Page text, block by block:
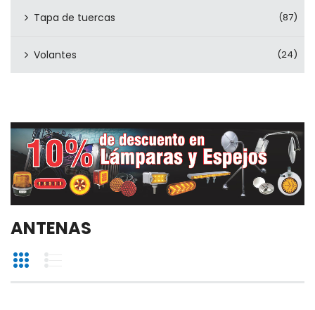
Tapa de tuercas (87)
Volantes (24)
ANTENAS